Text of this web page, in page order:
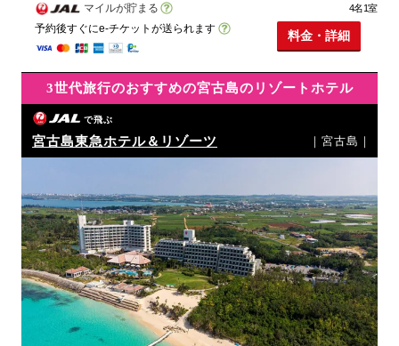
マイルが貯まる
予約後すぐにe-チケットが送られます
4名1室
料金・詳細
3世代旅行のおすすめの宮古島のリゾートホテル
で飛ぶ
宮古島東急ホテル＆リゾーツ ｜宮古島｜